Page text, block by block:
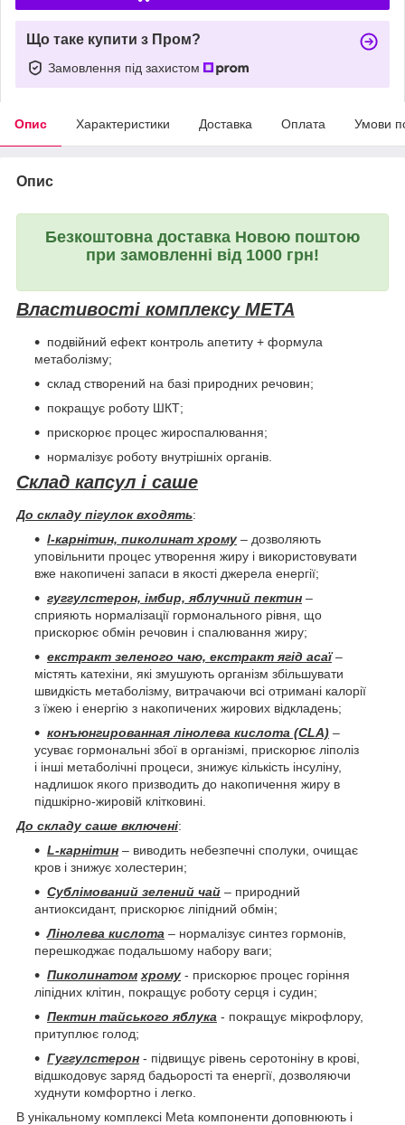
Що таке купити з Пром?
Замовлення під захистом
Опис Характеристики Доставка Оплата Умови
Опис
Безкоштовна доставка Новою поштою
при замовленні від 1000 грн!
Властивості комплексу МЕТА
подвійний ефект контроль апетиту + формула
метаболізму;
склад створений на базі природних речовин;
покращує роботу ШКТ;
прискорює процес жироспалювання;
нормалізує роботу внутрішніх органів.
Склад капсул і саше
До складу пігулок входять:
l-карнітин, пиколинат хрому – дозволяють
уповільнити процес утворення жиру і використовувати
вже накопичені запаси в якості джерела енергії;
гуггулстерон, імбир, яблучний пектин –
сприяють нормалізації гормонального рівня, що
прискорює обмін речовин і спалювання жиру;
екстракт зеленого чаю, екстракт ягід асаї–
містять катехіни, які змушують організм збільшувати
швидкість метаболізму, витрачаючи всі отримані калорії
з їжею і енергію з накопичених жирових відкладень;
конъюнгированная лінолева кислота (CLA) –
усуває гормональні збої в організмі, прискорює ліполіз
і інші метаболічні процеси, знижує кількість інсуліну,
надлишок якого призводить до накопичення жиру в
підшкірно-жировій клітковині.
До складу саше включені:
L-карнітин – виводить небезпечні сполуки, очищає
кров і знижує холестерин;
Сублімований зелений чай – природний
антиоксидант, прискорює ліпідний обмін;
Лінолева кислота – нормалізує синтез гормонів,
перешкоджає подальшому набору ваги;
Пиколинатом хрому - прискорює процес горіння
ліпідних клітин, покращує роботу серця і судин;
Пектин тайського яблука - покращує мікрофлору,
притуплює голод;
Гуггулстерон - підвищує рівень серотоніну в крові,
відшкодовує заряд бадьорості та енергії, дозволяючи
худнути комфортно і легко.
В унікальному комплексі Meta компоненти доповнюють і